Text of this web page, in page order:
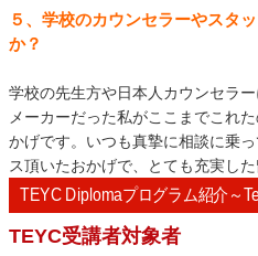
５、学校のカウンセラーやスタ
か？
学校の先生方や日本人カウンセラ
メーカーだった私がここまでこれ
かげです。いつも真摯に相談に乗
ス頂いたおかげで、とても充実した
TEYC Diplomaプログラム紹介～
TEYC受講者対象者